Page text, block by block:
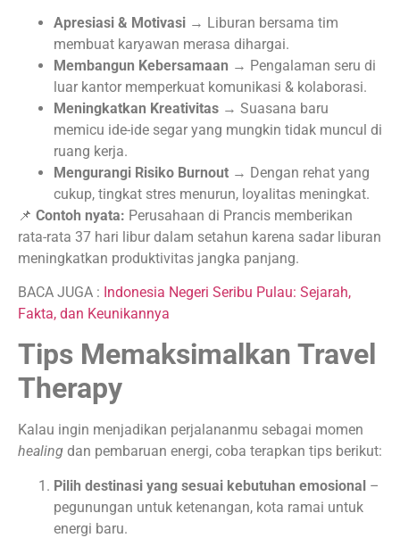
Apresiasi & Motivasi → Liburan bersama tim
membuat karyawan merasa dihargai.
Membangun Kebersamaan → Pengalaman seru di
luar kantor memperkuat komunikasi & kolaborasi.
Meningkatkan Kreativitas → Suasana baru
memicu ide-ide segar yang mungkin tidak muncul di
ruang kerja.
Mengurangi Risiko Burnout → Dengan rehat yang
cukup, tingkat stres menurun, loyalitas meningkat.
📌 Contoh nyata: Perusahaan di Prancis memberikan
rata-rata 37 hari libur dalam setahun karena sadar liburan
meningkatkan produktivitas jangka panjang.
BACA JUGA : Indonesia Negeri Seribu Pulau: Sejarah,
Fakta, dan Keunikannya
Tips Memaksimalkan Travel
Therapy
Kalau ingin menjadikan perjalananmu sebagai momen
healing dan pembaruan energi, coba terapkan tips berikut:
Pilih destinasi yang sesuai kebutuhan emosional –
pegunungan untuk ketenangan, kota ramai untuk
energi baru.